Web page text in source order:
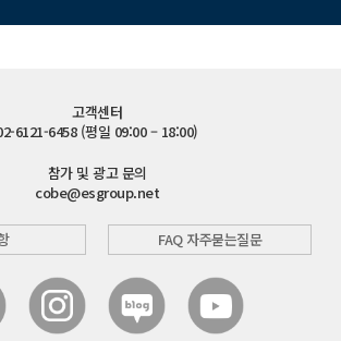
고객센터
6121-6458 (평일 09:00 – 18:00)
참가 및 광고 문의
cobe@esgroup.net
FAQ 자주묻는질문